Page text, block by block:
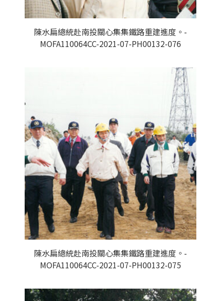
陳水扁總統赴南投關心集集鐵路重建進度。-
MOFA110064CC-2021-07-PH00132-076
陳水扁總統赴南投關心集集鐵路重建進度。-
MOFA110064CC-2021-07-PH00132-075